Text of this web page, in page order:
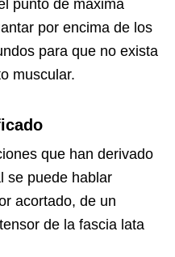
punto de máxima
por encima de los
para que no exista
muscular.
que han derivado
se puede hablar
acortado, de un
de la fascia lata